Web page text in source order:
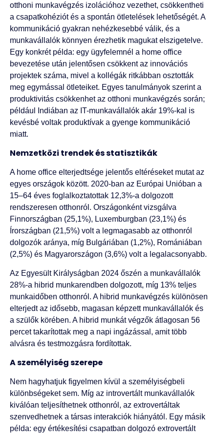
otthoni munkavégzés izolációhoz vezethet, csökkentheti
a csapatkohéziót és a spontán ötletelések lehetőségét. A
kommunikáció gyakran nehézkesebbé válik, és a
munkavállalók könnyen érezhetik magukat elszigetelve.
Egy konkrét példa: egy ügyfelemnél a home office
bevezetése után jelentősen csökkent az innovációs
projektek száma, mivel a kollégák ritkábban osztották
meg egymással ötleteiket. Egyes tanulmányok szerint a
produktivitás csökkenhet az otthoni munkavégzés során;
például Indiában az IT-munkavállalók akár 19%-kal is
kevésbé voltak produktívak a gyenge kommunikáció
miatt.
Nemzetközi trendek és statisztikák
A home office elterjedtsége jelentős eltéréseket mutat az
egyes országok között. 2020-ban az Európai Unióban a
15–64 éves foglalkoztatottak 12,3%-a dolgozott
rendszeresen otthonról. Országonként vizsgálva
Finnországban (25,1%), Luxemburgban (23,1%) és
Írországban (21,5%) volt a legmagasabb az otthonról
dolgozók aránya, míg Bulgáriában (1,2%), Romániában
(2,5%) és Magyarországon (3,6%) volt a legalacsonyabb.
Az Egyesült Királyságban 2024 őszén a munkavállalók
28%-a hibrid munkarendben dolgozott, míg 13% teljes
munkaidőben otthonról. A hibrid munkavégzés különösen
elterjedt az idősebb, magasan képzett munkavállalók és
a szülők körében. A hibrid munkát végzők átlagosan 56
percet takarítottak meg a napi ingázással, amit több
alvásra és testmozgásra fordítottak.
A személyiség szerepe
Nem hagyhatjuk figyelmen kívül a személyiségbeli
különbségeket sem. Míg az introvertált munkavállalók
kiválóan teljesíthetnek otthonról, az extrovertáltak
szenvedhetnek a társas interakciók hiányától. Egy másik
példa: egy értékesítési csapatban dolgozó extrovertált